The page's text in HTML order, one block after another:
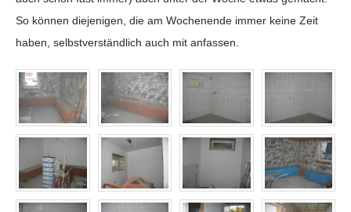
So können diejenigen, die am Wochenende immer keine Zeit
haben, selbstverständlich auch mit anfassen.